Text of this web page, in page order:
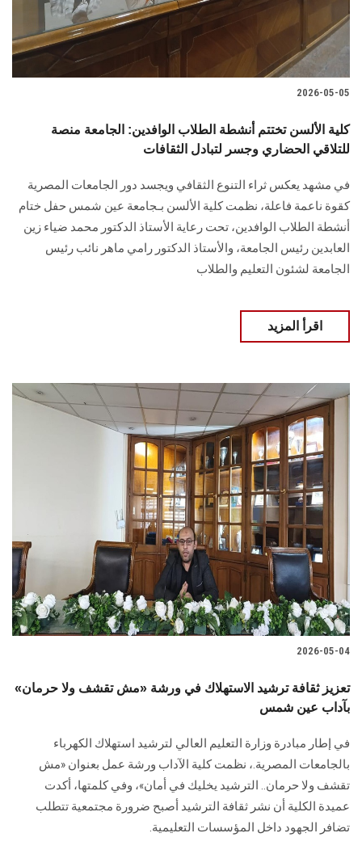
2026-05-05
كلية الألسن تختتم أنشطة الطلاب الوافدين: الجامعة منصة
للتلاقي الحضاري وجسر لتبادل الثقافات
في مشهد يعكس ثراء التنوع الثقافي ويجسد دور الجامعات المصرية
كقوة ناعمة فاعلة، نظمت كلية الألسن بـجامعة عين شمس حفل ختام
أنشطة الطلاب الوافدين، تحت رعاية الأستاذ الدكتور محمد ضياء زين
العابدين رئيس الجامعة، والأستاذ الدكتور رامي ماهر نائب رئيس
الجامعة لشئون التعليم والطلاب
اقرأ المزيد
2026-05-04
تعزيز ثقافة ترشيد الاستهلاك في ورشة «مش تقشف ولا حرمان»
بآداب عين شمس
في إطار مبادرة وزارة التعليم العالي لترشيد استهلاك الكهرباء
بالجامعات المصرية.، نظمت كلية الآداب ورشة عمل بعنوان «مش
تقشف ولا حرمان.. الترشيد يخليك في أمان»، وفي كلمتها، أكدت
عميدة الكلية أن نشر ثقافة الترشيد أصبح ضرورة مجتمعية تتطلب
تضافر الجهود داخل المؤسسات التعليمية.